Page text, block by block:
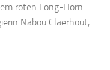
roten Long-Horn.
Nabou Claerhout,